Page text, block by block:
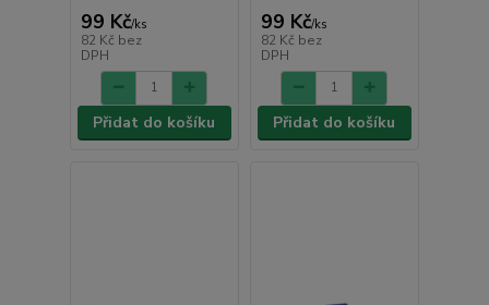
99 Kč/ks
82 Kč bez
DPH
Přidat do košíku
99 Kč/ks
82 Kč bez
DPH
Přidat do košíku